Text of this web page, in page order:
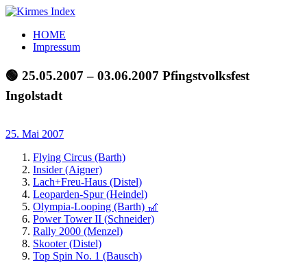
Zum
springen
Kirmes
Index
Tourpläne
der
letzten
Jahre
HOME
Impressum
🟢 25.05.2007 – 03.06.2007 Pfingstvolksfest
Ingolstadt
25. Mai 2007
Flying Circus (Barth)
Insider (Aigner)
Lach+Freu-Haus (Distel)
Leoparden-Spur (Heindel)
Olympia-Looping (Barth) 🎢
Power Tower II (Schneider)
Rally 2000 (Menzel)
Skooter (Distel)
Top Spin No. 1 (Bausch)